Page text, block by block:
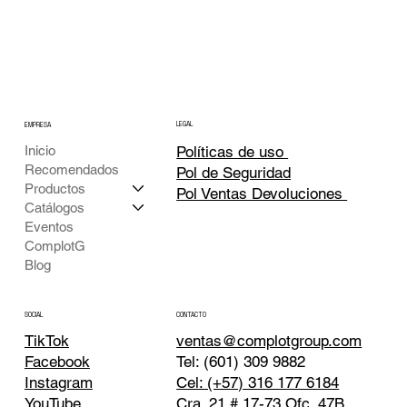
EMPRESA
Inicio
Recomendados
Productos
Catálogos
Eventos
ComplotG
Blog
LEGAL
Políticas de uso
Pol de Seguridad
Pol Ventas Devoluciones
SOCIAL
TikTok
Facebook
Instagram
YouTube
CONTACTO
ventas@complotgroup.com
Tel: (601) 309 9882
Cel: (+57) 316 177 6184
Cra. 21 # 17-73 Ofc. 47B